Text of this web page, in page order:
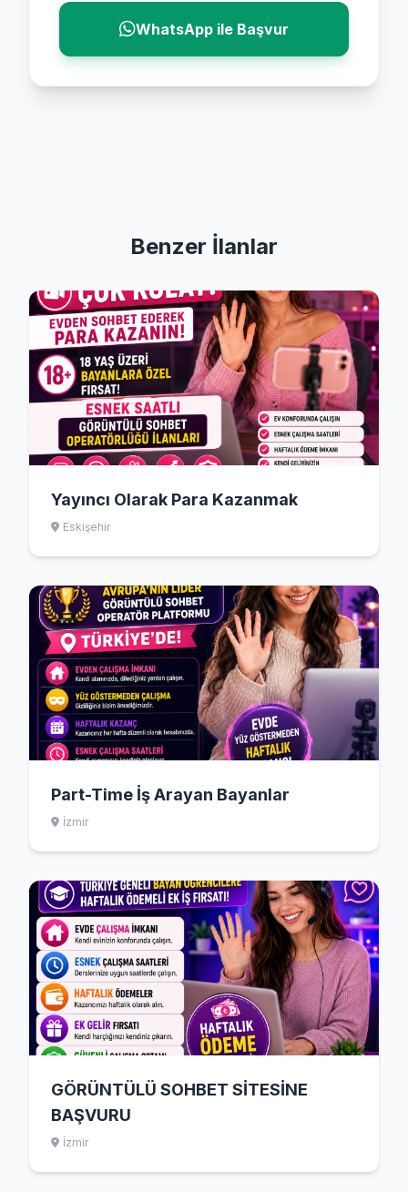
WhatsApp ile Başvur
Benzer İlanlar
Yayıncı Olarak Para Kazanmak
Eskişehir
Part-Time İş Arayan Bayanlar
İzmir
GÖRÜNTÜLÜ SOHBET SİTESİNE
BAŞVURU
İzmir